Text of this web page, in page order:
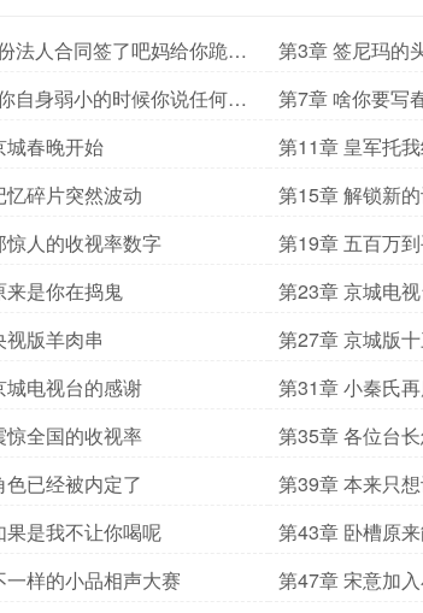
法人合同签了吧妈给你跪下
第3章 签尼玛的
自身弱小的时候你说任何话
第7章 啥你要写
城春晚开始 第11章 皇军托
忆碎片突然波动 第15章 解锁新
惊人的收视率数字 第19章 五百万
来是你在捣鬼 第23章 京城电
版羊肉串 第27章 京城版
城电视台的感谢 第31章 小秦氏
惊全国的收视率
第35章 各位台
笑吗
色已经被内定了
第39章 本来只
了你装逼的背景
果是我不让你喝呢 第43章 卧槽原
一样的小品相声大赛 第47章 宋意加